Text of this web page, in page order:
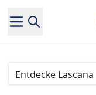
Entdecke Lascana